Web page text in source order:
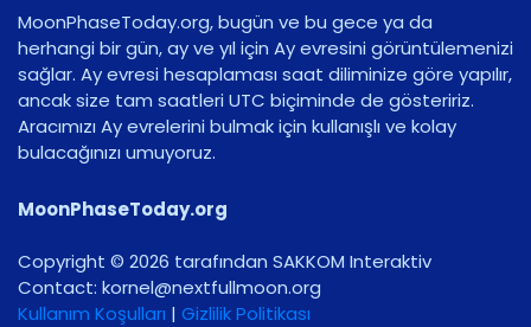
MoonPhaseToday.org, bugün ve bu gece ya da
herhangi bir gün, ay ve yıl için Ay evresini görüntülemenizi
sağlar. Ay evresi hesaplaması saat diliminize göre yapılır,
ancak size tam saatleri UTC biçiminde de gösteririz.
Aracımızı Ay evrelerini bulmak için kullanışlı ve kolay
bulacağınızı umuyoruz.
MoonPhaseToday.org
Copyright © 2026 tarafından SAKKOM Interaktiv
Contact: gro.noomlluftxen@lenrok
Kullanım Koşulları | Gizlilik Politikası